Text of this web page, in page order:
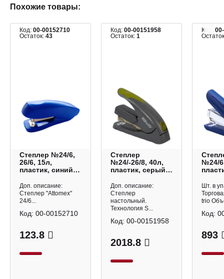
Похожие товары:
Код: 00-00152710
Остаток: 43
Степлер №24/6,
26/6, 15л,
пластик, синий
Доп. описание:
Степлер "Attomex"
24/6...
123.8
Код: 00-00152710
Код: 00-00151958
Остаток: 1
Степлер
№24/-26/8, 40л,
пластик, серый
KW-trio
Доп. описание:
Степлер
настольный.
Технология S...
2018.8
Код: 00-00151958
Код:
№24/
Mini
Шт. в
trio
893
Код: